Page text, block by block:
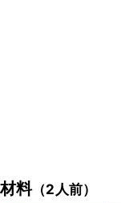
材料（2人前）